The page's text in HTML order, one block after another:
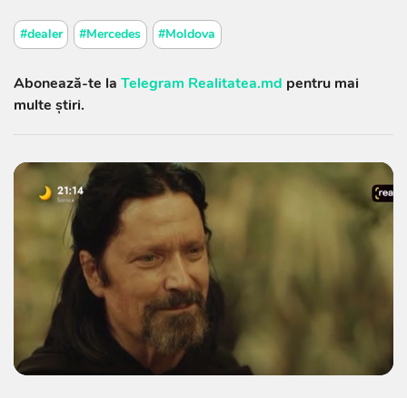
#dealer #Mercedes #Moldova
Abonează-te la Telegram Realitatea.md pentru mai
multe știri.